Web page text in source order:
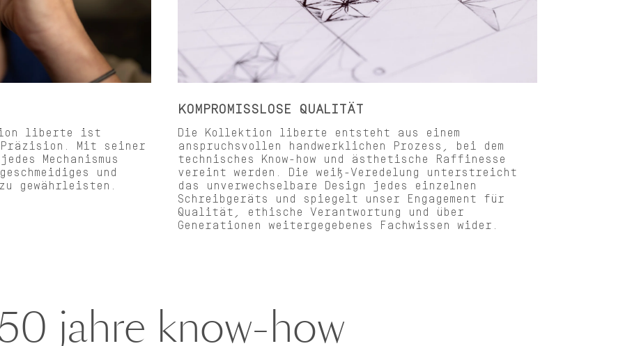
liberte ist
Präzision. Mit seiner
Mechanismus
und
gewährleisten.
KOMPROMISSLOSE QUALITÄT
Die Kollektion liberte entsteht aus einem
anspruchsvollen handwerklichen Prozess, bei dem
technisches Know-how und ästhetische Raffinesse
vereint werden. Die weiß-Veredelung unterstreicht
das unverwechselbare Design jedes einzelnen
Schreibgeräts und spiegelt unser Engagement für
Qualität, ethische Verantwortung und über
Generationen weitergegebenes Fachwissen wider.
jahre know-how